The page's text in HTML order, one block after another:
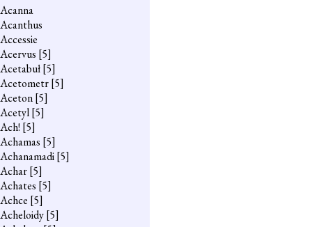
Acanna
Acanthus
Accessie
Acervus [5]
Acetabuł[5]
Acetometr[5]
Aceton[5]
Acetyl[5]
Ach! [5]
Achamas [5]
Achanamadi[5]
Achar[5]
Achates [5]
Achce [5]
Acheloidy[5]